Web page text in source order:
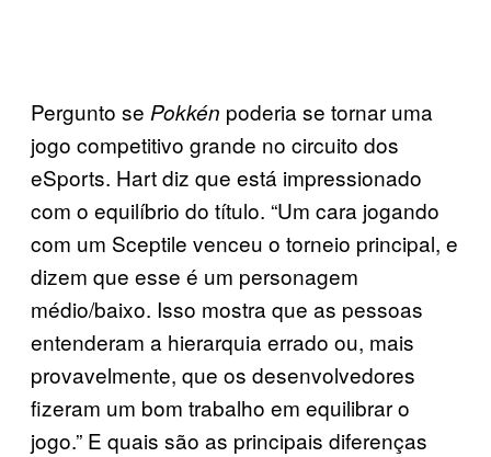
Pergunto se Pokkén poderia se tornar uma
jogo competitivo grande no circuito dos
eSports. Hart diz que está impressionado
com o equilíbrio do título. “Um cara jogando
com um Sceptile venceu o torneio principal, e
dizem que esse é um personagem
médio/baixo. Isso mostra que as pessoas
entenderam a hierarquia errado ou, mais
provavelmente, que os desenvolvedores
fizeram um bom trabalho em equilibrar o
jogo.” E quais são as principais diferenças